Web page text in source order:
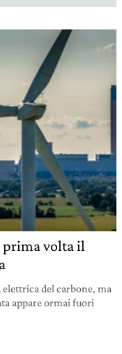
volta il
del carbone, ma
appare ormai fuori